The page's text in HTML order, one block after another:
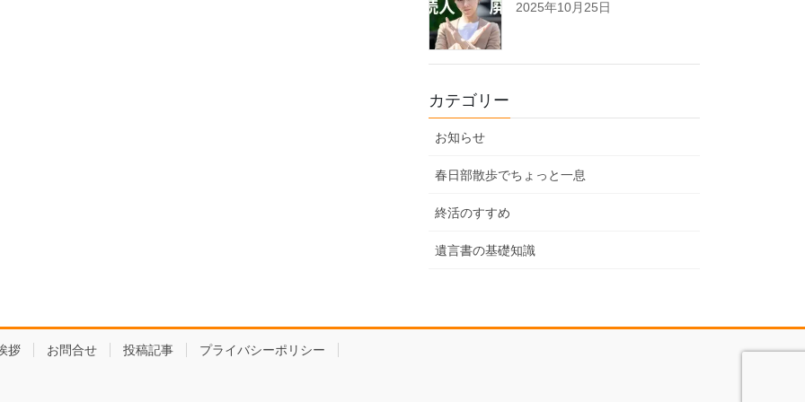
2025年10月25日
カテゴリー
お知らせ
春日部散歩でちょっと一息
終活のすすめ
遺言書の基礎知識
拶 お問合せ 投稿記事 プライバシーポリシー